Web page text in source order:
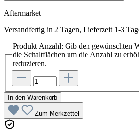
Aftermarket
Versandfertig in 2 Tagen, Lieferzeit 1-3
Produkt Anzahl: Gib den gewünschten
die Schaltflächen um die Anzahl zu
reduzieren.
In den Warenkorb
Zum Merkzettel